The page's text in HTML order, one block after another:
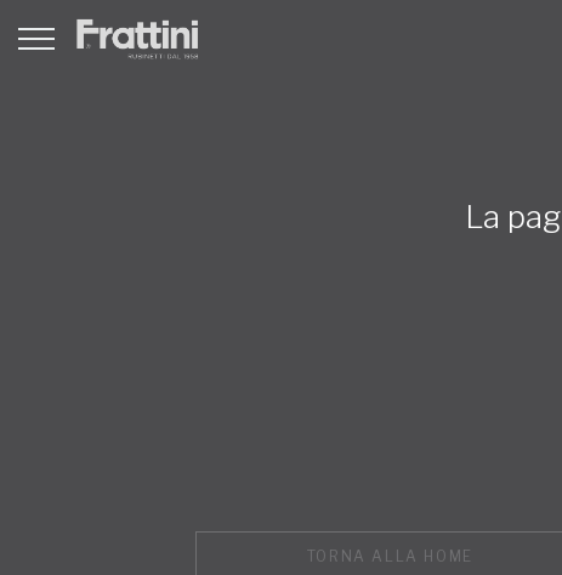
La
TORNA ALLA HOME